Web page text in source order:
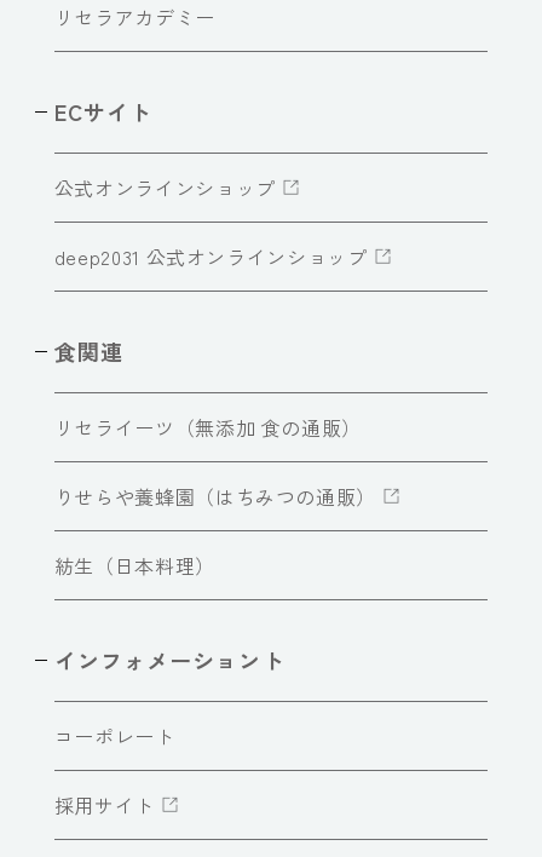
リセラアカデミー
ECサイト
公式オンラインショップ
deep2031 公式オンラインショップ
食関連
リセライーツ（無添加 食の通販）
りせらや養蜂園（はちみつの通販）
紡生（日本料理）
インフォメーショント
コーポレート
採用サイト